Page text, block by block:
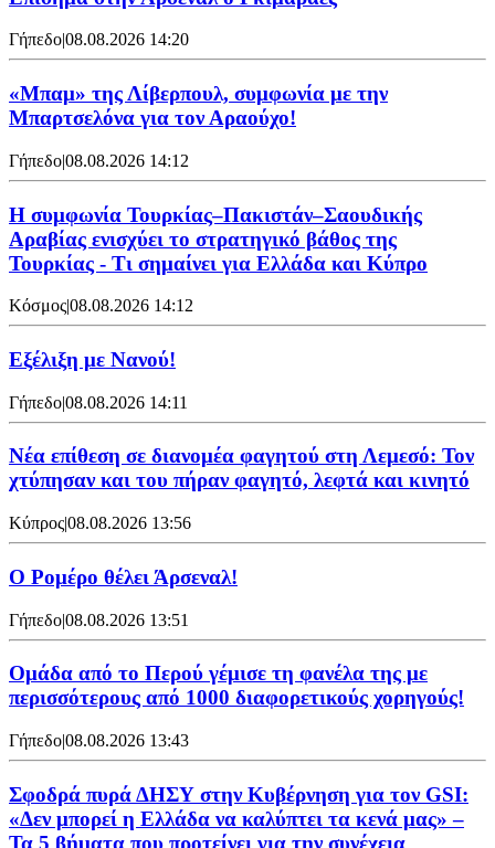
Γήπεδο|08.08.2026 14:20
«Μπαμ» της Λίβερπουλ, συμφωνία με την
Μπαρτσελόνα για τον Αραούχο!
Γήπεδο|08.08.2026 14:12
Η συμφωνία Τουρκίας–Πακιστάν–Σαουδικής
Αραβίας ενισχύει το στρατηγικό βάθος της
Τουρκίας - Τι σημαίνει για Ελλάδα και Κύπρο
Κόσμος|08.08.2026 14:12
Εξέλιξη με Νανού!
Γήπεδο|08.08.2026 14:11
Νέα επίθεση σε διανομέα φαγητού στη Λεμεσό: Τον
χτύπησαν και του πήραν φαγητό, λεφτά και κινητό
Κύπρος|08.08.2026 13:56
Ο Ρομέρο θέλει Άρσεναλ!
Γήπεδο|08.08.2026 13:51
Ομάδα από το Περού γέμισε τη φανέλα της με
περισσότερους από 1000 διαφορετικούς χορηγούς!
Γήπεδο|08.08.2026 13:43
Σφοδρά πυρά ΔΗΣΥ στην Κυβέρνηση για τον GSI:
«Δεν μπορεί η Ελλάδα να καλύπτει τα κενά μας» –
Τα 5 βήματα που προτείνει για την συνέχεια